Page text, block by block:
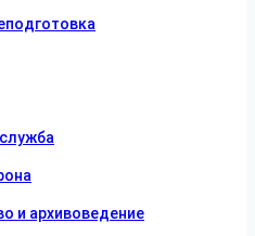
и архивоведение